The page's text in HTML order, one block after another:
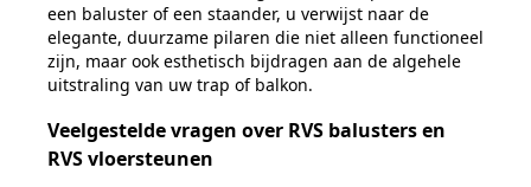
een baluster of een staander, u verwijst naar de
elegante, duurzame pilaren die niet alleen functioneel
zijn, maar ook esthetisch bijdragen aan de algehele
uitstraling van uw trap of balkon.
Veelgestelde vragen over RVS balusters en
RVS vloersteunen